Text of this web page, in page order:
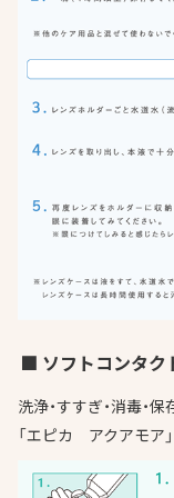
■ ソフトコンタク
洗浄・すすぎ・消毒・
「エピカ アクアモア